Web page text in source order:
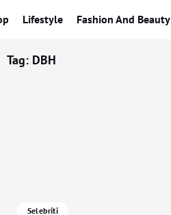
Lifestyle Fashion And Beauty
Tag: DBH
Selebriti